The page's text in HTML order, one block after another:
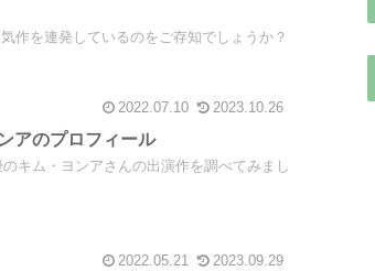
作を連発しているのをご存知でしょうか？
2022.07.10 2023.10.26
アのプロフィール
キム・ヨンアさんの出演作を調べてみまし
2022.05.21 2023.09.29